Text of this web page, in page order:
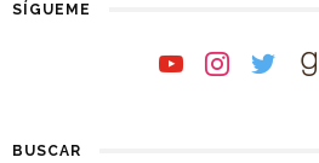
SÍGUEME
youtubeinstagramtwitter
BUSCAR